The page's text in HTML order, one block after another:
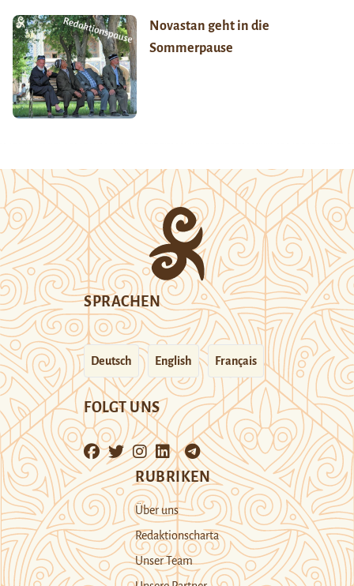
Novastan geht in die
Sommerpause
SPRACHEN
Deutsch English Français
FOLGT UNS
RUBRIKEN
Über uns
Redaktionscharta
Unser Team